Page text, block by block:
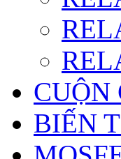
CUỘN
BIẾN